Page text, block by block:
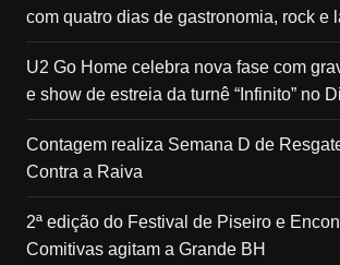
com quatro dias de gastronomia, rock e
U2 Go Home celebra nova fase com
e show de estreia da turnê “Infinito” no
Contagem realiza Semana D de
Contra a Raiva
2ª edição do Festival de Piseiro e
Comitivas agitam a Grande BH